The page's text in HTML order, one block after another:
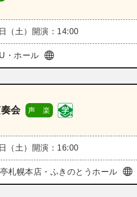
（土） 開演：14:00
・ホール
会 声 楽
（土） 開演：16:00
札幌本店・ふきのとうホール